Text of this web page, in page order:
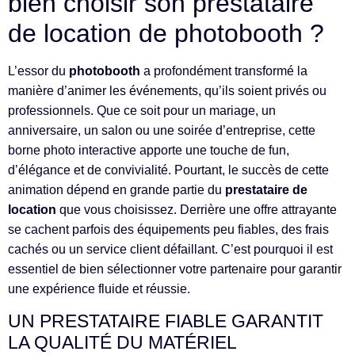
de location de photobooth ?
L’essor du photobooth a profondément transformé la
manière d’animer les événements, qu’ils soient privés ou
professionnels. Que ce soit pour un mariage, un
anniversaire, un salon ou une soirée d’entreprise, cette
borne photo interactive apporte une touche de fun,
d’élégance et de convivialité. Pourtant, le succès de cette
animation dépend en grande partie du prestataire de
location que vous choisissez. Derrière une offre attrayante
se cachent parfois des équipements peu fiables, des frais
cachés ou un service client défaillant. C’est pourquoi il est
essentiel de bien sélectionner votre partenaire pour garantir
une expérience fluide et réussie.
UN PRESTATAIRE FIABLE GARANTIT
LA QUALITÉ DU MATÉRIEL